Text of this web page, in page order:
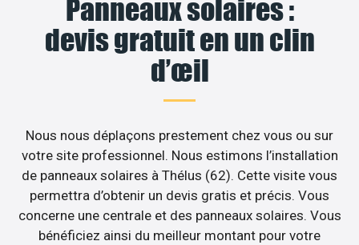
Panneaux solaires :
devis gratuit en un clin
d’œil
Nous nous déplaçons prestement chez vous ou sur
votre site professionnel. Nous estimons l’installation
de panneaux solaires à Thélus (62). Cette visite vous
permettra d’obtenir un devis gratis et précis. Vous
concerne une centrale et des panneaux solaires. Vous
bénéficiez ainsi du meilleur montant pour votre